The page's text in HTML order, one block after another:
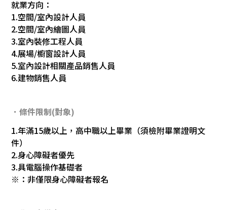
就業方向：
1.空間/室內設計人員
2.空間/室內繪圖人員
3.室內裝修工程人員
4.展場/櫥窗設計人員
5.室內設計相關產品銷售人員
6.建物銷售人員
．條件限制(對象)
1.年滿15歲以上，高中職以上畢業（須檢附畢業證明文
件）
2.身心障礙者優先
3.具電腦操作基礎者
※：非僅限身心障礙者報名